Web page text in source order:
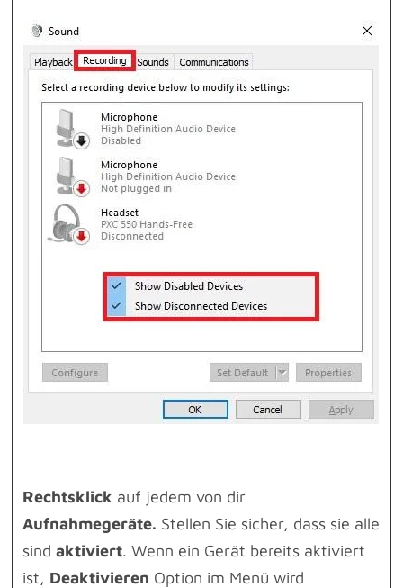
Rechtsklick auf jedem von dir
Aufnahmegeräte. Stellen Sie sicher, dass sie alle
sindaktiviert. Wenn ein Gerät bereits aktiviert
ist, Deaktivieren Option im Menü wird